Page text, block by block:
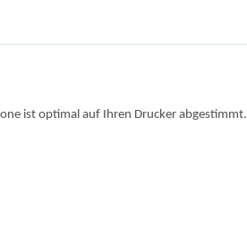
ist optimal auf Ihren Drucker abgestimmt.